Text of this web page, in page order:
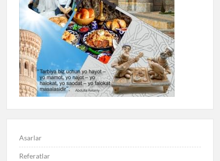
Asarlar
Referatlar